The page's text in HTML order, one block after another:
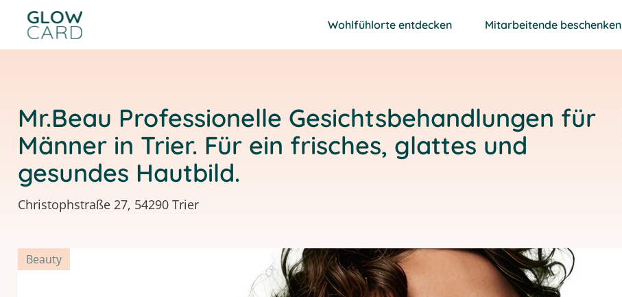
Wohlfühlorte entdecken Mitarbeitende beschenken
Mr.Beau Professionelle Gesichtsbehandlungen für
Männer in Trier. Für ein frisches, glattes und
gesundes Hautbild.
Christophstraße 27, 54290 Trier
Beauty